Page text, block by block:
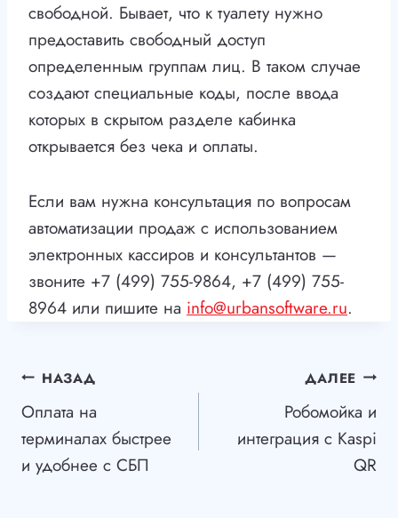
свободной. Бывает, что к туалету нужно
предоставить свободный доступ
определенным группам лиц. В таком случае
создают специальные коды, после ввода
которых в скрытом разделе кабинка
открывается без чека и оплаты.
Если вам нужна консультация по вопросам
автоматизации продаж с использованием
электронных кассиров и консультантов —
звоните +7 (499) 755-9864, +7 (499) 755-
8964 или пишите на info@urbansoftware.ru.
Навигация
по
записям
НАЗАД
Оплата на
терминалах быстрее
и удобнее с СБП
ДАЛЕЕ
Робомойка и
интеграция с Kaspi
QR